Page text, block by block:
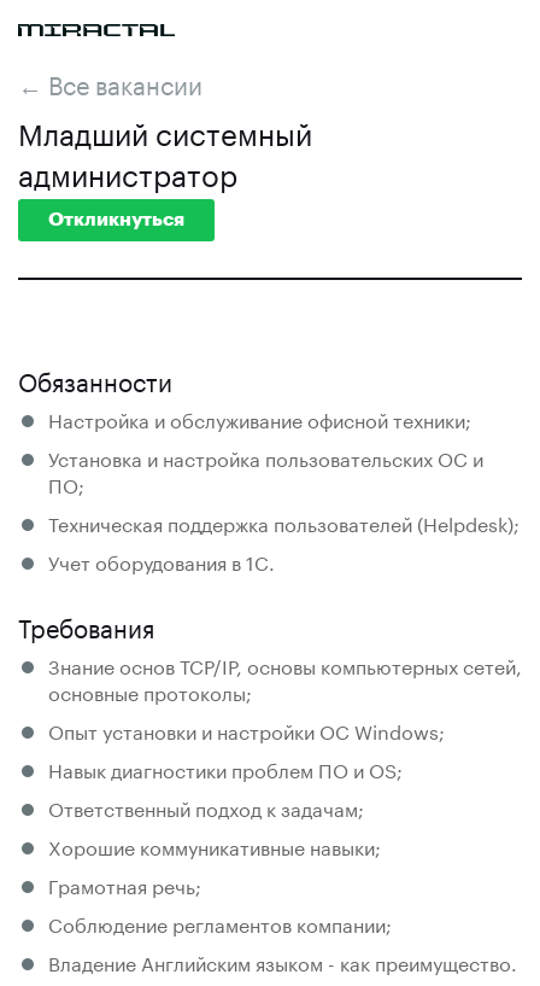
← Все вакансии
Младший системный
администратор
Откликнуться
Обязанности
Настройка и обслуживание офисной техники;
Установка и настройка пользовательских ОС и
ПО;
Техническая поддержка пользователей (Helpdesk);
Учет оборудования в 1С.
Требования
Знание основ TCP/IP, основы компьютерных сетей,
основные протоколы;
Опыт установки и настройки ОС Windows;
Навык диагностики проблем ПО и OS;
Ответственный подход к задачам;
Хорошие коммуникативные навыки;
Грамотная речь;
Соблюдение регламентов компании;
Владение Английским языком - как преимущество.